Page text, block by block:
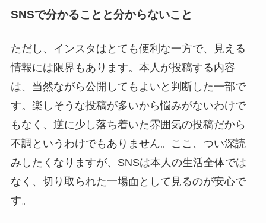
SNSで分かることと分からないこと
ただし、インスタはとても便利な一方で、見える
情報には限界もあります。本人が投稿する内容
は、当然ながら公開してもよいと判断した一部で
す。楽しそうな投稿が多いから悩みがないわけで
もなく、逆に少し落ち着いた雰囲気の投稿だから
不調というわけでもありません。ここ、つい深読
みしたくなりますが、SNSは本人の生活全体では
なく、切り取られた一場面として見るのが安心で
す。